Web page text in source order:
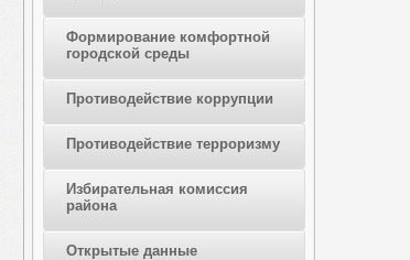
Формирование комфортной
городской среды
Противодействие коррупции
Противодействие терроризму
Избирательная комиссия
района
Открытые данные